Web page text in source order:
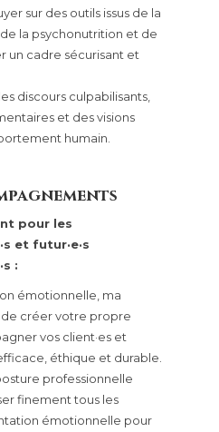
sur des outils issus de la
la psychonutrition et de
un cadre sécurisant et
discours culpabilisants,
et des visions
humain.
pour les
etfutur·e·s
:
émotionnelle, ma
créer votre propre
vos client·es et
éthique et durable.
professionnelle
finement tous les
émotionnelle pour